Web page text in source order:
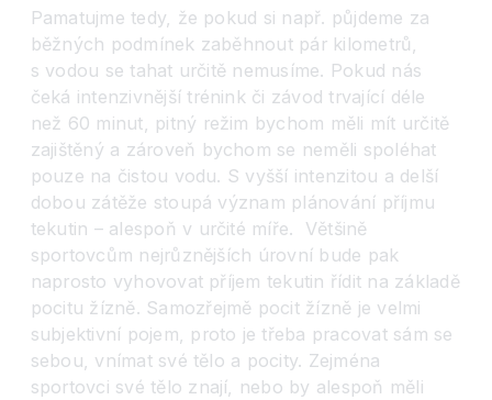
Pamatujme tedy, že pokud si např. půjdeme za
běžných podmínek zaběhnout pár kilometrů,
s vodou se tahat určitě nemusíme. Pokud nás
čeká intenzivnější trénink či závod trvající déle
než 60 minut, pitný režim bychom měli mít určitě
zajištěný a zároveň bychom se neměli spoléhat
pouze na čistou vodu. S vyšší intenzitou a delší
dobou zátěže stoupá význam plánování příjmu
tekutin – alespoň v určité míře.
Většině
sportovcům nejrůznějších úrovní bude pak
naprosto vyhovovat příjem tekutin řídit na základě
pocitu žízně. Samozřejmě pocit žízně je velmi
subjektivní pojem, proto je třeba pracovat sám se
sebou, vnímat své tělo a pocity. Zejména
sportovci své tělo znají, nebo by alespoň měli